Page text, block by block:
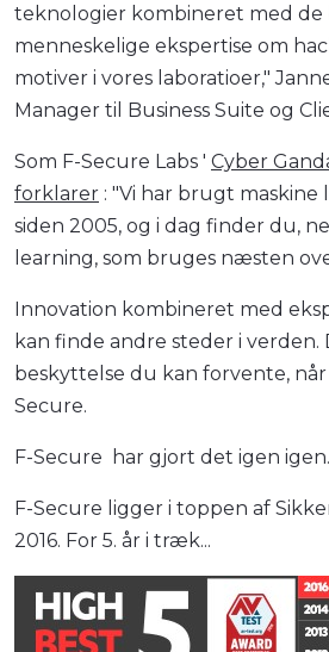
teknologier kombineret med de
menneskelige ekspertise om
motiver i vores laboratioer,"
Manager til Business Suite og
Som F-Secure Labs ' Cyber
forklarer : "Vi har brugt
siden 2005, og i dag finder du,
learning, som bruges næsten
Innovation kombineret med
kan finde andre steder i verden.
beskyttelse du kan forvente,
Secure.
F-Secure har gjort det igen
F-Secure ligger i toppen af
2016. For 5. år i træk...